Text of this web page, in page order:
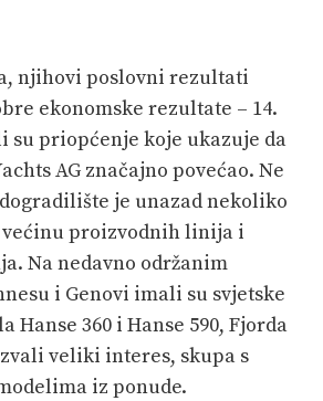
njihovi poslovni rezultati
ekonomske rezultate – 14.
su priopćenje koje ukazuje da
AG značajno povećao. Ne
je unazad nekoliko
proizvodnih linija i
Na nedavno održanim
i Genovi imali su svjetske
Hanse 360 i Hanse 590, Fjorda
veliki interes, skupa s
iz ponude.